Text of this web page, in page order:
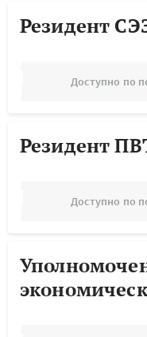
Резидент
Доступно по
Резидент
Доступно по